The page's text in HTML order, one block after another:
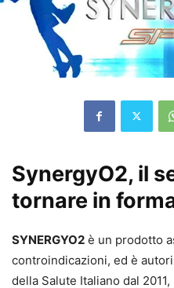
SynergyO2, il
tornare in
SYNERGYO2 è un prodotto
controindicazioni, ed è
della Salute Italiano dal